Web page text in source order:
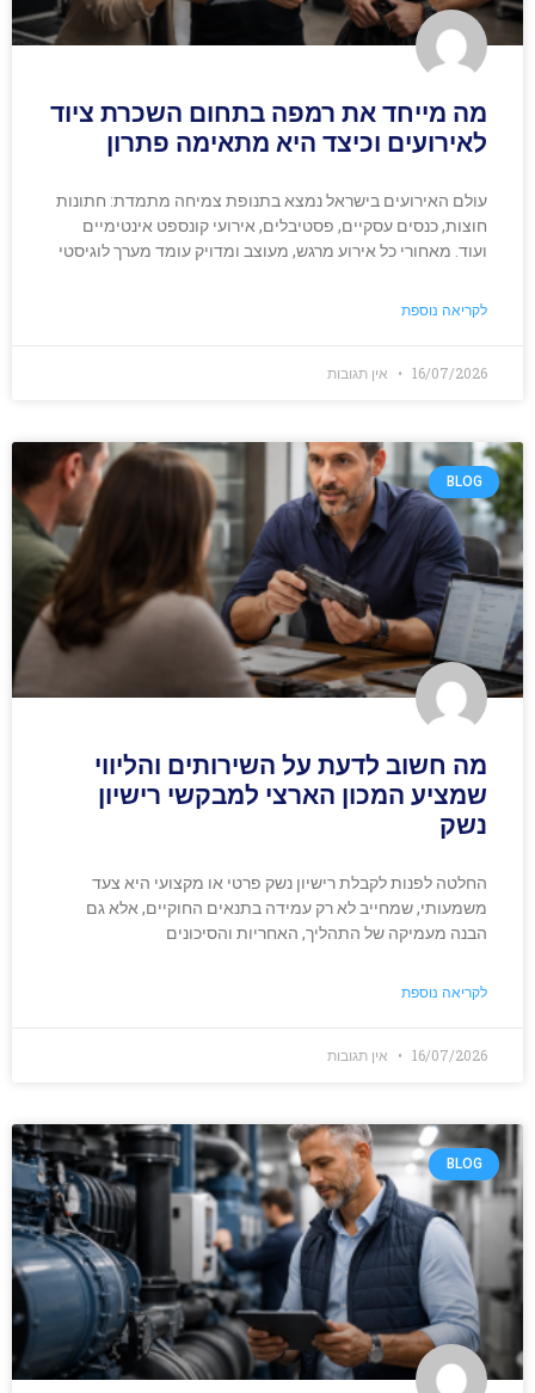
מה מייחד את רמפה בתחום השכרת ציוד
לאירועים וכיצד היא מתאימה פתרון
עולם האירועים בישראל נמצא בתנופת צמיחה מתמדת: חתונות
חוצות, כנסים עסקיים, פסטיבלים, אירועי קונספט אינטימיים
ועוד. מאחורי כל אירוע מרגש, מעוצב ומדויק עומד מערך לוגיסטי
לקריאה נוספת
16/07/2026 אין תגובות
BLOG
מה חשוב לדעת על השירותים והליווי
שמציע המכון הארצי למבקשי רישיון
נשק
החלטה לפנות לקבלת רישיון נשק פרטי או מקצועי היא צעד
משמעותי, שמחייב לא רק עמידה בתנאים החוקיים, אלא גם
הבנה מעמיקה של התהליך, האחריות והסיכונים
לקריאה נוספת
16/07/2026 אין תגובות
BLOG